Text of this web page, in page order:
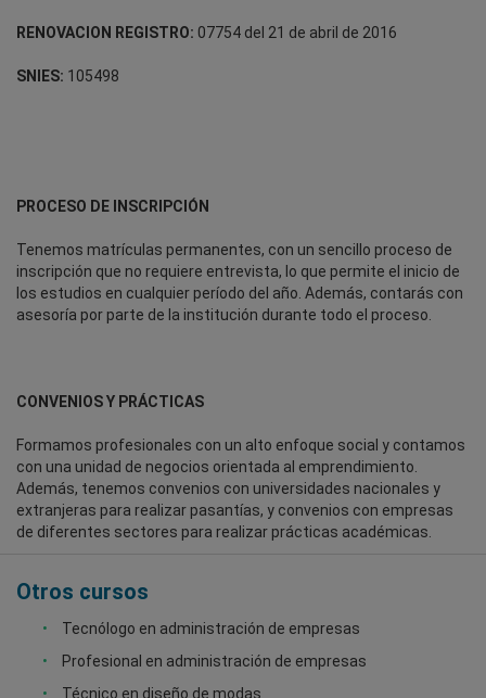
RENOVACION REGISTRO: 07754 del 21 de abril de 2016
SNIES: 105498
PROCESO DE INSCRIPCIÓN
Tenemos matrículas permanentes, con un sencillo proceso de
inscripción que no requiere entrevista, lo que permite el inicio de
los estudios en cualquier período del año. Además, contarás con
asesoría por parte de la institución durante todo el proceso.
CONVENIOS Y PRÁCTICAS
Formamos profesionales con un alto enfoque social y contamos
con una unidad de negocios orientada al emprendimiento.
Además, tenemos convenios con universidades nacionales y
extranjeras para realizar pasantías, y convenios con empresas
de diferentes sectores para realizar prácticas académicas.
Otros cursos
Tecnólogo en administración de empresas
Profesional en administración de empresas
Técnico en diseño de modas